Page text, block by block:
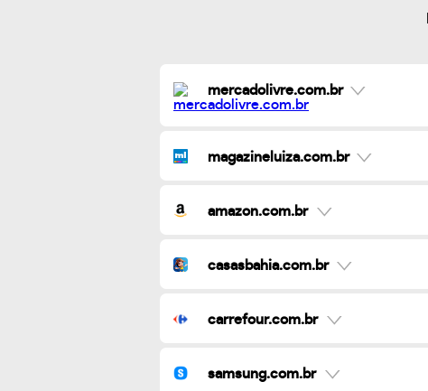
mercadolivre.com.br
magazineluiza.com.br
amazon.com.br
casasbahia.com.br
carrefour.com.br
samsung.com.br